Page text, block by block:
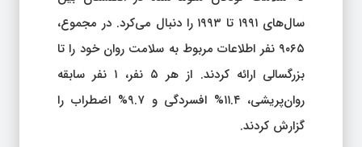
سال‌های ۱۹۹۱ تا ۱۹۹۳ را دنبال می‌کرد. در مجموع،
۹۰۶۵ نفر اطلاعات مربوط به سلامت روان خود را تا
بزرگسالی ارائه کردند. از هر ۵ نفر، ۱ نفر سابقه
روان‌پریشی، ۱۱.۴% افسردگی و ۹.۷% اضطراب را
گزارش کردند.